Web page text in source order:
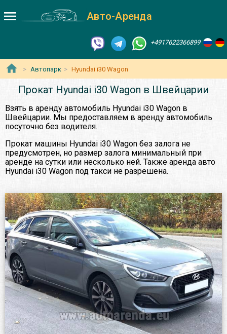
Авто-Аренда
+4917622366899
Автопарк Hyundai i30 Wagon
Прокат Hyundai i30 Wagon в Швейцарии
Взять в аренду автомобиль Hyundai i30 Wagon в
Швейцарии. Мы предоставляем в аренду автомобиль
посуточно без водителя.
Прокат машины Hyundai i30 Wagon без залога не
предусмотрен, но размер залога минимальный при
аренде на сутки или несколько ней. Также аренда авто
Hyundai i30 Wagon под такси не разрешена.